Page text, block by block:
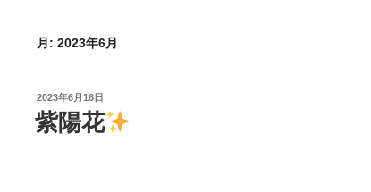
月: 2023年6月
投
稿
日:
2023年6月16日
紫陽花